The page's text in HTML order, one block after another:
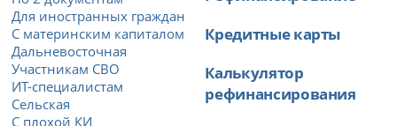
Для иностранных граждан
С материнским капиталом
Дальневосточная
Участникам СВО
ИТ-специалистам
Сельская
С плохой КИ
Кредитные карты
Калькулятор
рефинансирования